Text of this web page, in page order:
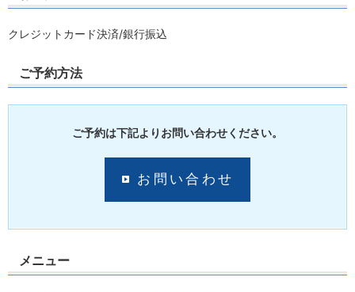
クレジットカード決済/銀行振込
ご予約方法
ご予約は下記よりお問い合わせください。
お問い合わせ
メニュー